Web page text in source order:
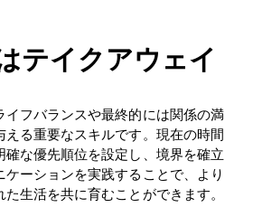
テイクアウェイ
フバランスや最終的には関係の満
える重要なスキルです。現在の時間
な優先順位を設定し、境界を確立
ケーションを実践することで、より
生活を共に育むことができます。